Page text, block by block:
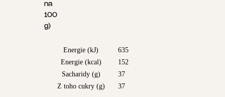
na
100
g)
Energie (kJ)
635
Energie (kcal)
152
Sacharidy (g)
37
Z toho cukry (g)
37